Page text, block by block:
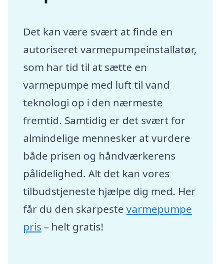
Det kan være svært at finde en
autoriseret varmepumpeinstallatør,
som har tid til at sætte en
varmepumpe med luft til vand
teknologi op i den nærmeste
fremtid. Samtidig er det svært for
almindelige mennesker at vurdere
både prisen og håndværkerens
pålidelighed. Alt det kan vores
tilbudstjeneste hjælpe dig med. Her
får du den skarpestevarmepumpe
pris – helt gratis!